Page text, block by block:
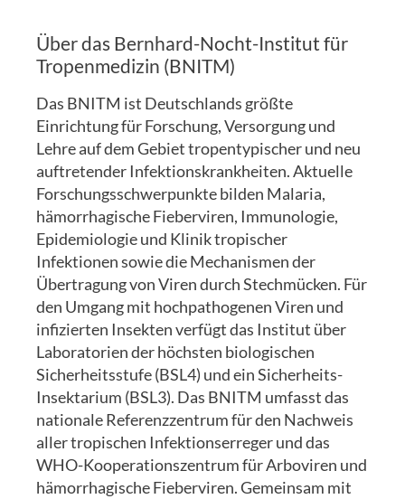
Über das Bernhard-Nocht-Institut für
Tropenmedizin (BNITM)
Das BNITM ist Deutschlands größte
Einrichtung für Forschung, Versorgung und
Lehre auf dem Gebiet tropentypischer und neu
auftretender Infektionskrankheiten. Aktuelle
Forschungsschwerpunkte bilden Malaria,
hämorrhagische Fieberviren, Immunologie,
Epidemiologie und Klinik tropischer
Infektionen sowie die Mechanismen der
Übertragung von Viren durch Stechmücken. Für
den Umgang mit hochpathogenen Viren und
infizierten Insekten verfügt das Institut über
Laboratorien der höchsten biologischen
Sicherheitsstufe (BSL4) und ein Sicherheits-
Insektarium (BSL3). Das BNITM umfasst das
nationale Referenzzentrum für den Nachweis
aller tropischen Infektionserreger und das
WHO-Kooperationszentrum für Arboviren und
hämorrhagische Fieberviren. Gemeinsam mit